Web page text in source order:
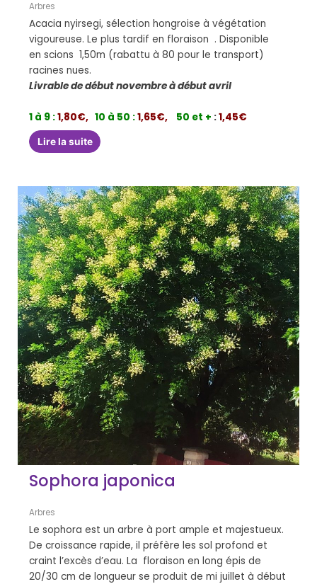
Arbres
Acacia nyirsegi, sélection hongroise à végétation
vigoureuse. Le plus tardif en floraison . Disponible
en scions 1,50m (rabattu à 80 pour le transport)
racines nues.
Livrable de début novembre à début avril
1 à 9 :1,80€, 10 à 50 :1,65€, 50 et + :1,45€
Lire la suite
Sophora japonica
Arbres
Le sophora est un arbre à port ample et majestueux.
De croissance rapide, il préfère les sol profond et
craint l’excès d’eau. La floraison en long épis de
20/30 cm de longueur se produit de mi juillet à début